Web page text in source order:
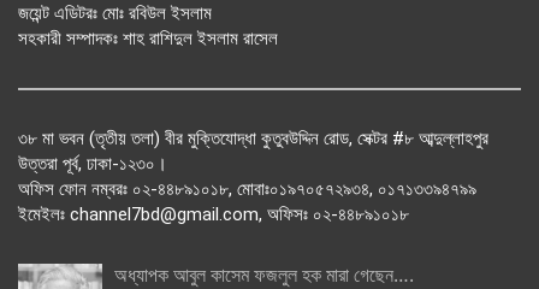
জয়েন্ট এডিটরঃ মোঃ রবিউল ইসলাম
সহকারী সম্পাদকঃ শাহ রাশিদুল ইসলাম রাসেল
৩৮ মা ভবন (তৃতীয় তলা) বীর মুক্তিযোদ্ধা কুতুবউদ্দিন রোড, সেক্টর #৮ আব্দুল্লাহপুর
উত্তরা পূর্ব, ঢাকা-১২৩০।
অফিস ফোন নম্বরঃ ০২-৪৪৮৯১০১৮, মোবাঃ০১৯৭০৫৭২৯৩৪, ০১৭১৩৩৯৪৭৯৯
ইমেইলঃ channel7bd@gmail.com, অফিসঃ ০২-৪৪৮৯১০১৮
অধ্যাপক আবুল কাসেম ফজলুল হক মারা গেছেন….